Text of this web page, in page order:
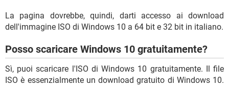
La pagina dovrebbe, quindi, darti accesso ai download
dell'immagine ISO di Windows 10 a 64 bit e 32 bit in italiano.
Posso scaricare Windows 10 gratuitamente?
Sì, puoi scaricare l'ISO di Windows 10 gratuitamente. Il file
ISO è essenzialmente un download gratuito di Windows 10.